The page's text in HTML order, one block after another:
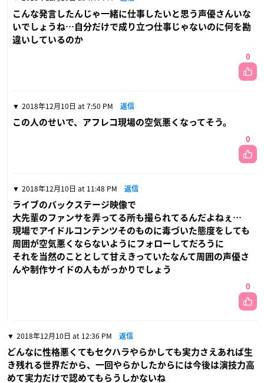
こんな発言したんじゃ一緒に仕事したいと思う声優さんいな
いでしょうね…自分だけで成り立つ仕事じゃないのに何を勘
違いしているのか
0
2018年12月10日 at 7:50 PM 返信
この人のせいで、アフレコ現場の空気悪くなってそう。
0
2018年12月10日 at 11:48 PM 返信
ライブのバックステージ映像で
大先輩のファンサを弄ってる所も撮られてるんだよねぇ…
現場でアイドルコンテンツそのものに毒づいた態度をしても
周囲が空気悪くならないようにフォローしてだろうに
それを当然のこととして甘えきっていたなんて周囲の声優さ
んや制作サイドの人もがっかりでしょう
0
2018年12月10日 at 12:36 PM 返信
どんなに性格悪くてもセクハラやらかしても実力さえあれば生
き残れる世界だから、一回やらかしたからには今後は演技力高
めて実力だけで認めてもらうしかないね